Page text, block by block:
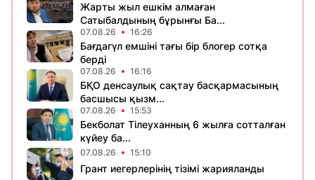
Жарты жыл ешкім алмаған
Сатыбалдының бұрынғы Ба...
07.08.26 16:26
Бағдагүл емшіні тағы бір блогер сотқа
берді
07.08.26 16:16
БҚО денсаулық сақтау басқармасының
басшысы қызм...
07.08.26 15:53
Бекболат Тілеуханның 6 жылға сотталған
күйеу ба...
07.08.26 15:10
Грант иегерлерінің тізімі жарияланды